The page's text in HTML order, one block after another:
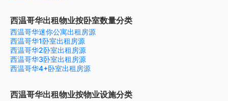
西温哥华出租物业按卧室数量分类
西温哥华迷你公寓出租房源
西温哥华1卧室出租房源
西温哥华2卧室出租房源
西温哥华3卧室出租房源
西温哥华4+卧室出租房源
西温哥华出租物业按物业设施分类